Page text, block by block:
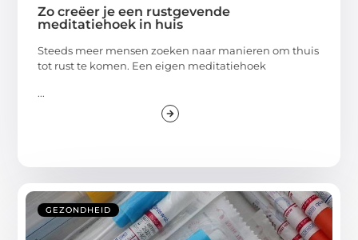
Zo creëer je een rustgevende
meditatiehoek in huis
Steeds meer mensen zoeken naar manieren om thuis
tot rust te komen. Een eigen meditatiehoek
...
GEZONDHEID